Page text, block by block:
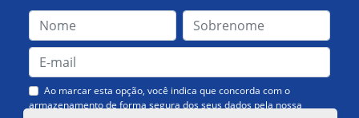
Ao marcar esta opção, você indica que concorda com o
armazenamento de forma segura dos seus dados pela nossa